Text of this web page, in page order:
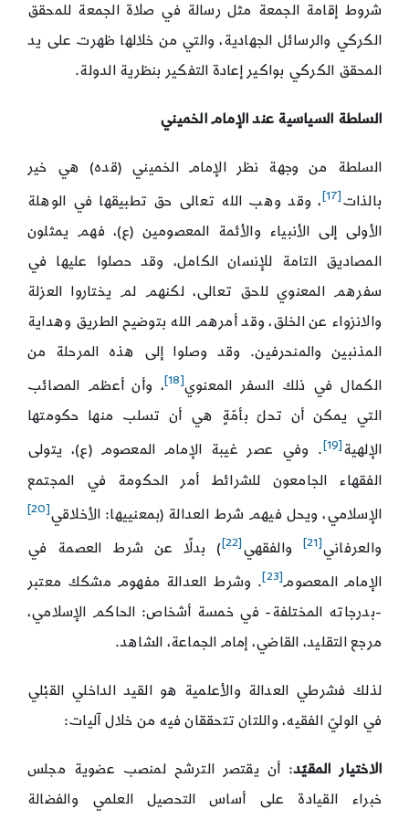
شروط إقامة الجمعة مثل رسالة في صلاة الجمعة للمحقق
الكركي والرسائل الجهادية، والتي من خلالها ظهرت على يد
المحقق الكركي بواكير إعادة التفكير بنظرية الدولة.
السلطة السياسية عند الإمام الخميني
السلطة من وجهة نظر الإمام الخميني (قده) هي خير
بالذات[17]
، وقد وهب الله تعالى حق تطبيقها في الوهلة
الأولى إلى الأنبياء والأئمة المعصومين (ع)، فهم يمثلون
المصاديق التامة للإنسان الكامل، وقد حصلوا عليها في
سفرهم المعنوي للحق تعالى، لكنهم لم يختاروا العزلة
والانزواء عن الخلق، وقد أمرهم الله بتوضيح الطريق وهداية
المذنبين والمنحرفين. وقد وصلوا إلى هذه المرحلة من
الكمال في ذلك السفر المعنوي[18]
، وأن أعظم المصائب
التي يمكن أن تحلّ بأمّةٍ هي أن تسلب منها حكومتها
الإلهية[19]
. وفي عصر غيبة الإمام المعصوم (ع)، يتولى
الفقهاء الجامعون للشرائط أمر الحكومة في المجتمع
الإسلامي، ويحل فيهم شرط العدالة (بمعنييها: الأخلاقي[20]
والعرفاني[21] والفقهي[22]
) بدلًا عن شرط العصمة في
الإمام المعصوم[23]
. وشرط العدالة مفهوم مشكك معتبر
-بدرجاته المختلفة- في خمسة أشخاص: الحاكم الإسلامي،
مرجع التقليد، القاضي، إمام الجماعة، الشاهد.
لذلك فشرطي العدالة والأعلمية هو القيد الداخلي القبْلي
في الوليّ الفقيه، واللتان تتحققان فيه من خلال آليات:
الاختيار المقيّد: أن يقتصر الترشح لمنصب عضوية مجلس
خبراء القيادة على أساس التحصيل العلمي والفضالة